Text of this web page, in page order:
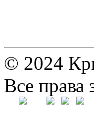
© 2024
Все